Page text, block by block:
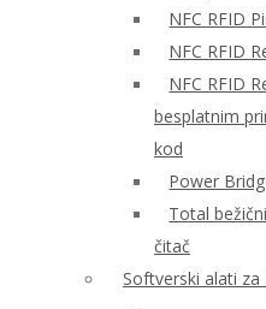
NFC RFID
NFC RFID
NFC RFID
besplatnim
kod
Power
Total
čitač
Softverski alati za